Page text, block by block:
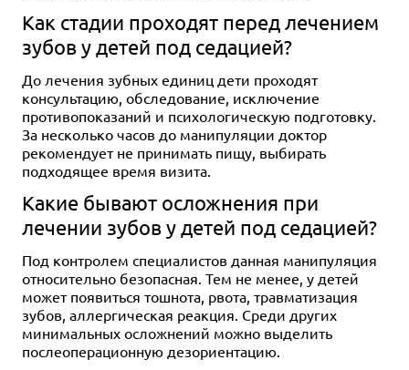
Как стадии проходят перед лечением
зубов у детей под седацией?
До лечения зубных единиц дети проходят
консультацию, обследование, исключение
противопоказаний и психологическую подготовку.
За несколько часов до манипуляции доктор
рекомендует не принимать пищу, выбирать
подходящее время визита.
Какие бывают осложнения при
лечении зубов у детей под седацией?
Под контролем специалистов данная манипуляция
относительно безопасная. Тем не менее, у детей
может появиться тошнота, рвота, травматизация
зубов, аллергическая реакция. Среди других
минимальных осложнений можно выделить
послеоперационную дезориентацию.